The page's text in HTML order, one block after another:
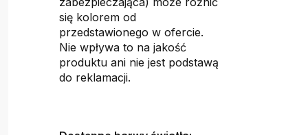
się kolorem od
przedstawionego w ofercie.
Nie wpływa to na jakość
produktu ani nie jest podstawą
do reklamacji.